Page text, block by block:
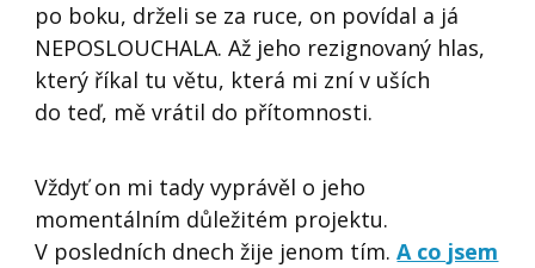
po boku, drželi se za ruce, on povídal a já
NEPOSLOUCHALA. Až jeho rezignovaný hlas,
který říkal tu větu, která mi zní v uších
do teď, mě vrátil do přítomnosti.
Vždyť on mi tady vyprávěl o jeho
momentálním důležitém projektu.
V posledních dnech žije jenom tím.A co jsem